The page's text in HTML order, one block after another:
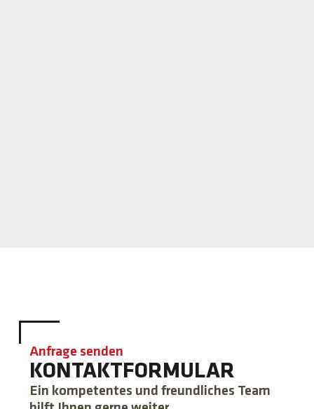
Anfrage senden
KONTAKTFORMULAR
Ein kompetentes und freundliches Team